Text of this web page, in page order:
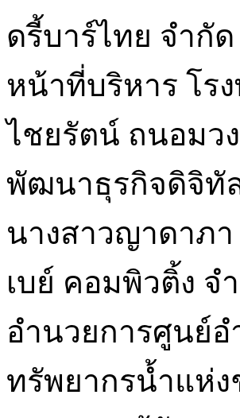
ดรี้บาร์ไทย จำกั
หน้าที่บริหาร โร
ไชยรัตน์ ถนอมว
พัฒนาธุรกิจดิจิทั
นางสาวญาดาภ
เบย์ คอมพิวติ้ง จ
อำนวยการศูนย์
ทรัพยากรน้ำแห่